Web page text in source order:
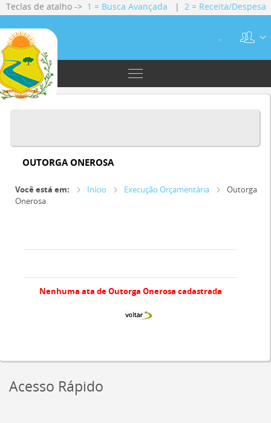
Teclas de atalho -> 1 = Busca Avançada | 2 = Receita/Despesa
|3 = Gestão Fiscal|4 = Servidores|5 = Licitações|6 =
Contratos
.
OUTORGA ONEROSA
Você está em: Início Execução Orçamentária
Onerosa
Nenhuma ata de Outorga Onerosa cadastrada
Acesso Rápido